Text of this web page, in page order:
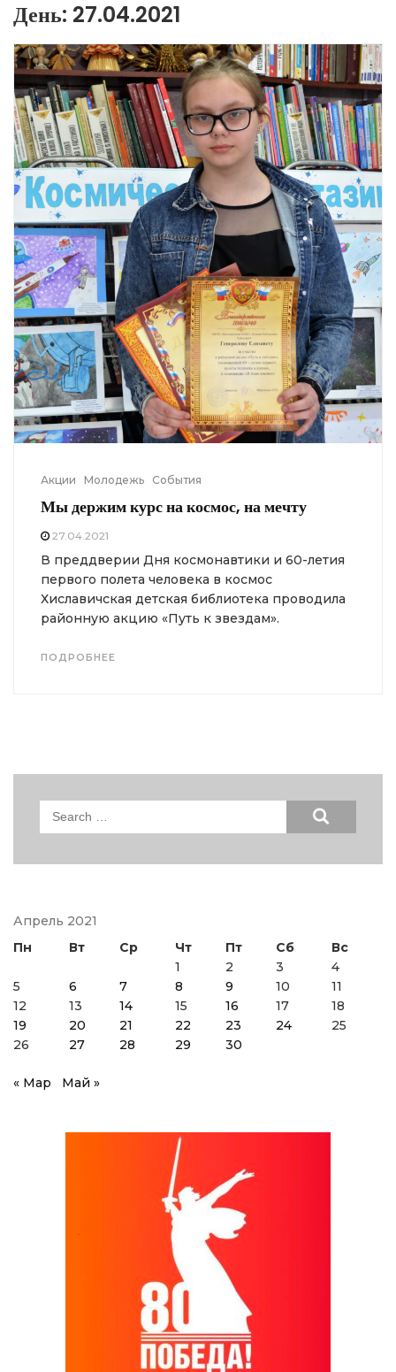
День: 27.04.2021
Акции Молодежь События
Мы держим курс на космос, на мечту
27.04.2021
В преддверии Дня космонавтики и 60-летия
первого полета человека в космос
Хиславичская детская библиотека проводила
районную акцию «Путь к звездам».
ПОДРОБНЕЕ
Search
Апрель 2021
Пн
Вт Ср Чт Пт Сб
Вс
1
2 3
4
5
6 7 8 9 10
11
12
13 14 15 16 17
18
19
20 21 22 23 24
25
26
27 28 29 30
« Мар Май »